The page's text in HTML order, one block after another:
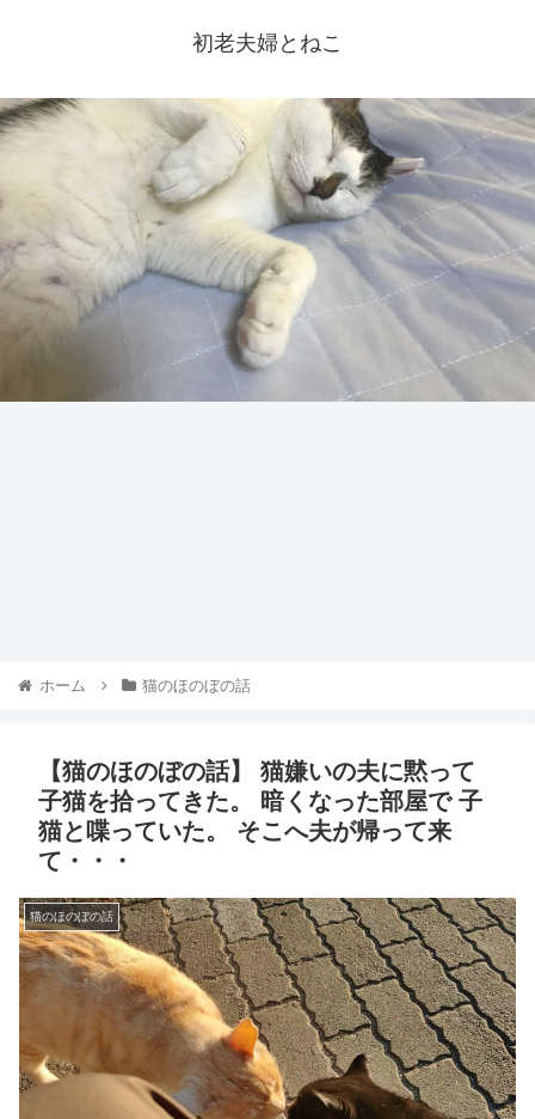
初老夫婦とねこ
ホーム 猫のほのぼの話
【猫のほのぼの話】 猫嫌いの夫に黙って
子猫を拾ってきた。 暗くなった部屋で 子
猫と喋っていた。 そこへ夫が帰って来
て・・・
猫のほのぼの話